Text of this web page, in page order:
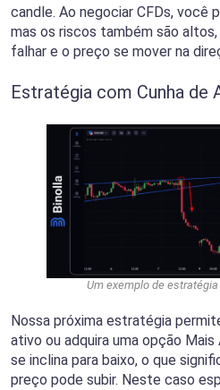
candle. Ao negociar CFDs, você
mas os riscos também são
falhar e o preço se mover na
Estratégia com Cunha de
Um exemplo de
Nossa próxima estratégia
ativo ou adquira uma opção
se inclina para baixo, o que
preço pode subir. Neste caso